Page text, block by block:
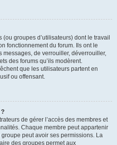
groupes d’utilisateurs) dont le travail
fonctionnement du forum. Ils ont le
de verrouiller, déverrouiller,
des forums qu’ils modèrent.
que les utilisateurs partent en
ou offensant.
?
de gérer l’accès des membres et
Chaque membre peut appartenir
peut avoir ses permissions. La
des groupes permet aux